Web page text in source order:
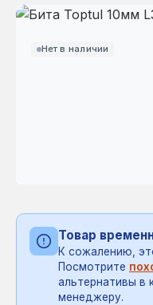
Нет в наличии
Пропустить
Товар
К сожалению,
Посмотрите
альтернативы в
менеджеру.